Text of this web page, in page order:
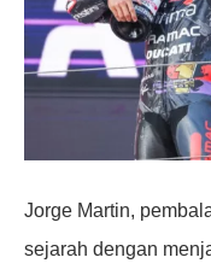
Jorge Martin,
sejarah dengan